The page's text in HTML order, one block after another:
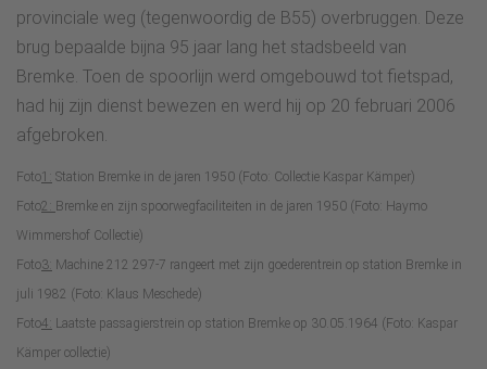
provinciale weg (tegenwoordig de B55) overbruggen. Deze
brug bepaalde bijna 95 jaar lang het stadsbeeld van
Bremke. Toen de spoorlijn werd omgebouwd tot fietspad,
had hij zijn dienst bewezen en werd hij op 20 februari 2006
afgebroken.
Foto1:
Station Bremke in de jaren 1950 (Foto: Collectie Kaspar Kämper)
Foto2:
Bremke en zijn spoorwegfaciliteiten in de jaren 1950 (Foto: Haymo
Wimmershof Collectie)
Foto3: Machine 212 297-7 rangeert met zijn goederentrein op station Bremke in
juli 1982 (Foto: Klaus Meschede)
Foto4:
Laatste passagierstrein op station Bremke op 30.05.1964 (Foto: Kaspar
Kämper collectie)